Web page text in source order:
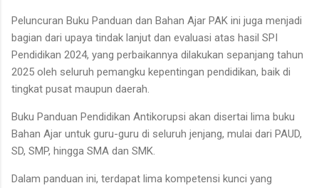
Peluncuran Buku Panduan dan Bahan Ajar PAK ini juga menjadi
bagian dari upaya tindak lanjut dan evaluasi atas hasil SPI
Pendidikan 2024, yang perbaikannya dilakukan sepanjang tahun
2025 oleh seluruh pemangku kepentingan pendidikan, baik di
tingkat pusat maupun daerah.
Buku Panduan Pendidikan Antikorupsi akan disertai lima buku
Bahan Ajar untuk guru-guru di seluruh jenjang, mulai dari PAUD,
SD, SMP, hingga SMA dan SMK.
Dalam panduan ini, terdapat lima kompetensi kunci yang